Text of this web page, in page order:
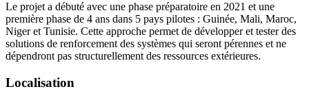
Le projet a débuté avec une phase préparatoire en 2021 et une
première phase de 4 ans dans 5 pays pilotes : Guinée, Mali, Maroc,
Niger et Tunisie. Cette approche permet de développer et tester des
solutions de renforcement des systèmes qui seront pérennes et ne
dépendront pas structurellement des ressources extérieures.
Localisation